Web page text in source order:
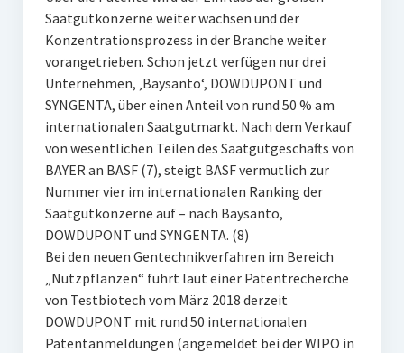
Saatgutkonzerne weiter wachsen und der
Konzentrationsprozess in der Branche weiter
vorangetrieben. Schon jetzt verfügen nur drei
Unternehmen, ‚Baysanto‘, DOWDUPONT und
SYNGENTA, über einen Anteil von rund 50 % am
internationalen Saatgutmarkt. Nach dem Verkauf
von wesentlichen Teilen des Saatgutgeschäfts von
BAYER an BASF (7), steigt BASF vermutlich zur
Nummer vier im internationalen Ranking der
Saatgutkonzerne auf – nach Baysanto,
DOWDUPONT und SYNGENTA. (8)
Bei den neuen Gentechnikverfahren im Bereich
„Nutzpflanzen“ führt laut einer Patentrecherche
von Testbiotech vom März 2018 derzeit
DOWDUPONT mit rund 50 internationalen
Patentanmeldungen (angemeldet bei der WIPO in